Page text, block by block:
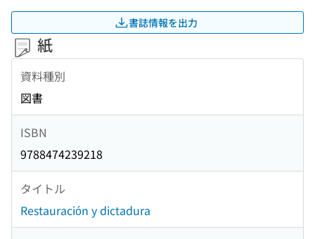
書誌情報を出力
紙
資料種別
図書
ISBN
9788474239218
タイトル
Restauración y dictadura